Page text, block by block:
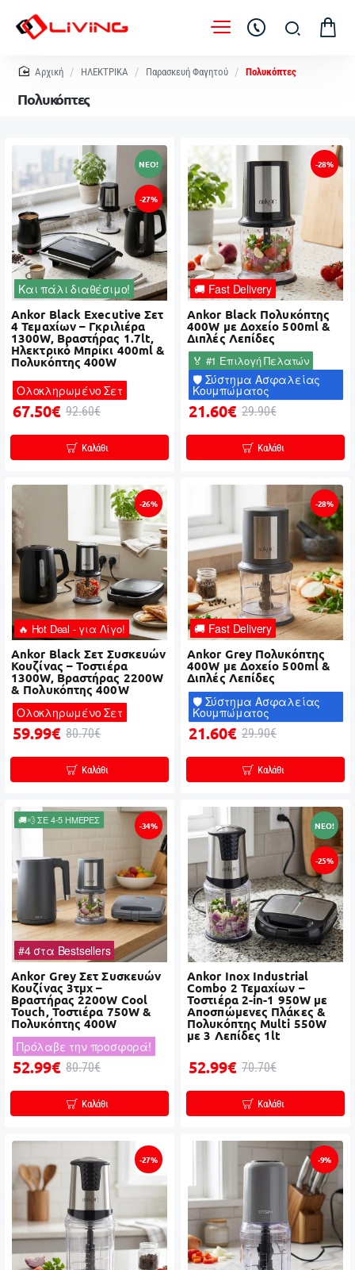
Πολυκόπτες
homeΗΛΕΚΤΡΙΚΑ Παρασκευή Φαγητού Πολυκόπτες
NEO!
Και πάλι διαθέσιμο!
-27%
Ankor Black Executive Σετ
4 Τεμαχίων – Γκριλιέρα
1300W, Βραστήρας 1.7lt,
Ηλεκτρικό Μπρίκι 400ml &
Πολυκόπτης 400W
Ολοκληρωμένο Σετ
67.50€ 92.60€
Καλάθι
🚚 Fast Delivery
-28%
Ankor Black Πολυκόπτης
400W με Δοχείο 500ml &
Διπλές Λεπίδες
🏅 #1 Επιλογή Πελατών
🛡️ Σύστημα Ασφαλείας
Κουμπώματος
21.60€ 29.90€
Καλάθι
🔥 Hot Deal - για Λίγο!
-26%
Ankor Black Σετ Συσκευών
Κουζίνας – Τοστιέρα
1300W, Βραστήρας 2200W
& Πολυκόπτης 400W
Ολοκληρωμένο Σετ
59.99€ 80.70€
Καλάθι
🚚 Fast Delivery
-28%
Ankor Grey Πολυκόπτης
400W με Δοχείο 500ml &
Διπλές Λεπίδες
🛡️ Σύστημα Ασφαλείας
Κουμπώματος
21.60€ 29.90€
Καλάθι
🚚💨 ΣΕ 4-5 ΗΜΕΡΕΣ
#4 στα Bestsellers
-34%
Ankor Grey Σετ Συσκευών
Κουζίνας 3τμχ –
Βραστήρας 2200W Cool
Touch, Τοστιέρα 750W &
Πολυκόπτης 400W
Πρόλαβε την προσφορά!
52.99€ 80.70€
Καλάθι
NEO!
-25%
Ankor Inox Industrial
Combo 2 Τεμαχίων –
Τοστιέρα 2-in-1 950W με
Αποσπώμενες Πλάκες &
Πολυκόπτης Multi 550W
με 3 Λεπίδες 1lt
52.99€ 70.70€
Καλάθι
-27% -9%